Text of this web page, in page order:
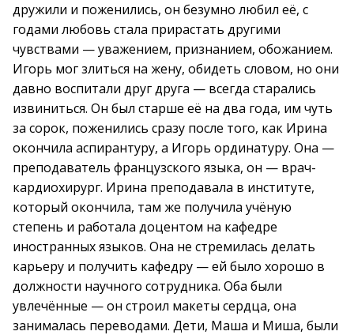
дружили и поженились, он безумно любил её, с
годами любовь стала прирастать другими
чувствами — уважением, признанием, обожанием.
Игорь мог злиться на жену, обидеть словом, но они
давно воспитали друг друга — всегда старались
извиниться. Он был старше её на два года, им чуть
за сорок, поженились сразу после того, как Ирина
окончила аспирантуру, а Игорь ординатуру. Она —
преподаватель французского языка, он — врач-
кардиохирург. Ирина преподавала в институте,
который окончила, там же получила учёную
степень и работала доцентом на кафедре
иностранных языков. Она не стремилась делать
карьеру и получить кафедру — ей было хорошо в
должности научного сотрудника. Оба были
увлечённые — он строил макеты сердца, она
занималась переводами. Дети, Маша и Миша, были